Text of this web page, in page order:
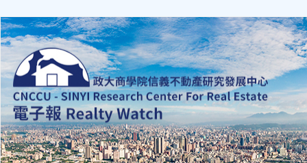
to
navigation